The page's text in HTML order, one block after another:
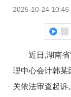
2025-10-24 10:46
近日,湖南
理中心会计韩某
关依法审查起诉